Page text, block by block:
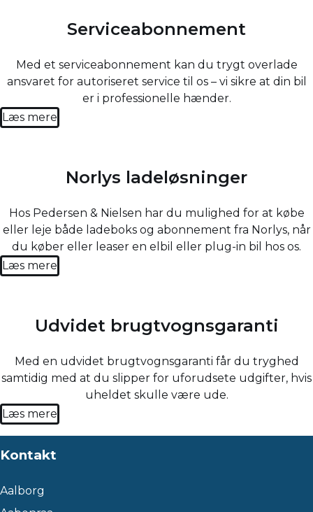
Serviceabonnement
Med et serviceabonnement kan du trygt overlade
ansvaret for autoriseret service til os – vi sikre at din bil
er i professionelle hænder.
Læs mere
Norlys ladeløsninger
Hos Pedersen & Nielsen har du mulighed for at købe
eller leje både ladeboks og abonnement fra Norlys, når
du køber eller leaser en elbil eller plug-in bil hos os.
Læs mere
Udvidet brugtvognsgaranti
Med en udvidet brugtvognsgaranti får du tryghed
samtidig med at du slipper for uforudsete udgifter, hvis
uheldet skulle være ude.
Læs mere
Kontakt
Aalborg